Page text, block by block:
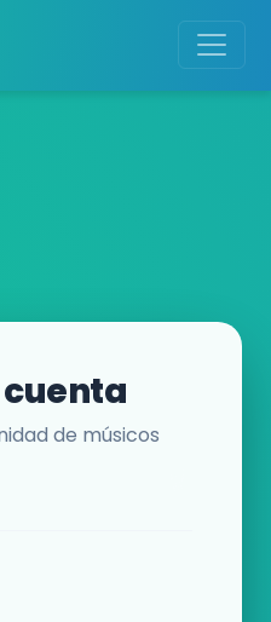
de músicos